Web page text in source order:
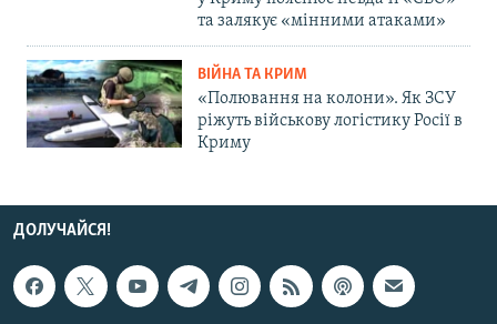
та залякує «мінними атаками»
ВІЙНА ТА КРИМ
«Полювання на колони». Як ЗСУ
ріжуть військову логістику Росії в
Криму
ДОЛУЧАЙСЯ!